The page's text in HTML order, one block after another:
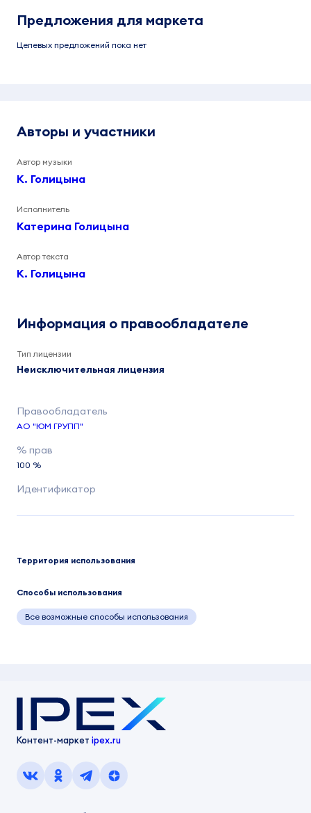
Предложения для маркета
Целевых предложений пока нет
Авторы и участники
Автор музыки
К. Голицына
Исполнитель
Катерина Голицына
Автор текста
К. Голицына
Информация о правообладателе
Тип лицензии
Неисключительная лицензия
АО "ЮМ ГРУПП"
100 %
Территория использования
Способы использования
Все возможные способы использования
Контент-маркет ipex.ru